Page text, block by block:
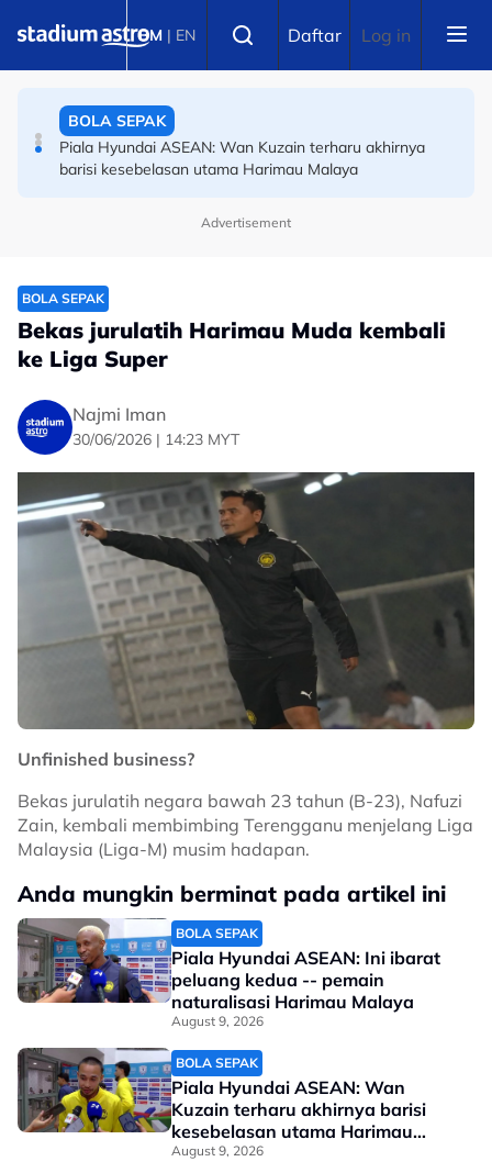
BM | EN Daftar Log in
Sukan Asia 2026: Kembali tunggang kuda selepas 15
BOLA SEPAK
Piala Hyundai ASEAN: Wan Kuzain terharu akhirnya
barisi kesebelasan utama Harimau Malaya
Advertisement
BOLA SEPAK
Bekas jurulatih Harimau Muda kembali
ke Liga Super
Najmi Iman
30/06/2026 | 14:23 MYT
Unfinished business?
Bekas jurulatih negara bawah 23 tahun (B-23), Nafuzi
Zain, kembali membimbing Terengganu menjelang Liga
Malaysia (Liga-M) musim hadapan.
Anda mungkin berminat pada artikel ini
BOLA SEPAK
Piala Hyundai ASEAN: Ini ibarat
peluang kedua -- pemain
naturalisasi Harimau Malaya
August 9, 2026
BOLA SEPAK
Piala Hyundai ASEAN: Wan
Kuzain terharu akhirnya barisi
kesebelasan utama Harimau
Malaya
August 9, 2026